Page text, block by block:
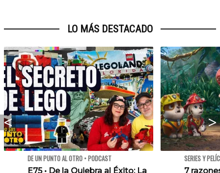
LO MÁS DESTACADO
DE UN PUNTO AL OTRO • PODCAST
E75 • De la Quiebra al Éxito: La
SERIES Y
7